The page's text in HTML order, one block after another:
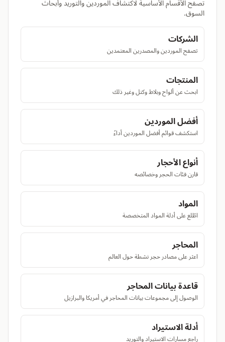
تصفح الأقسام الأساسية لاكتشاف الموردين والتوريد وأبحاث
السوق.
الشركات
تصفح الموردين والمصدرين المعتمدين
المنتجات
ابحث عن ألواح وبلاط وكتل وغير ذلك
أفضل الموردين
استكشف قوائم أفضل الموردين أداءً
أنواع الأحجار
قارن فئات الحجر وخصائصه
المواد
اطّلع على أدلة المواد المتخصصة
المحاجر
اعثر على مصادر حجر نشطة حول العالم
قاعدة بيانات المحاجر
الوصول إلى مجموعات بيانات المحاجر في أمريكا والبرازيل
أدلة الاستيراد
راجع مسارات الاستيراد والتوريد